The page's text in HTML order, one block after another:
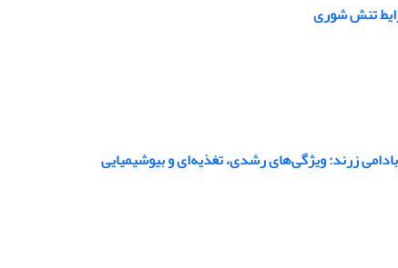
تنش شوری
زرند: ویژگی‌های رشدی، تغذیه‌ای و بیوشیمیایی